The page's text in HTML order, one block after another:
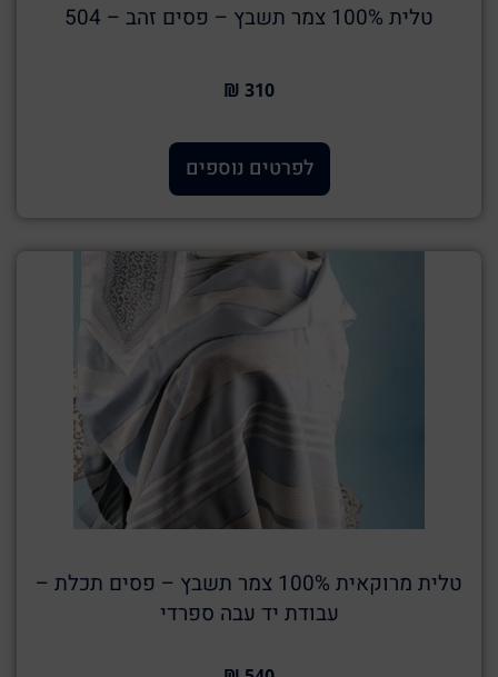
טלית 100% צמר תשבץ – פסים זהב – 504
310 ₪
לפרטים נוספים
טלית מרוקאית 100% צמר תשבץ – פסים תכלת –
עבודת יד עבה ספרדי